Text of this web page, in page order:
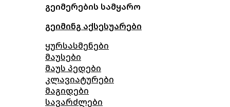
გეიმერების სამყარო
გეიმინგ აქსესუარები
ყურსასმენები
მაუსები
მაუს პედები
კლავიატურები
მაგიდები
სავარძლები